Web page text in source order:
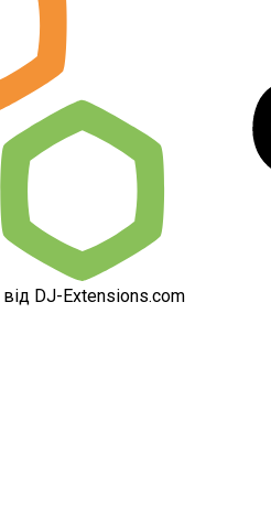
від DJ-Extensions.com